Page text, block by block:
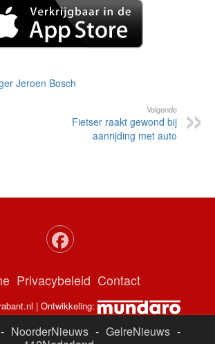
Jeroen Bosch
Volgende
Fietser raakt gewond bij
aanrijding met auto
Privacybeleid Contact
| Ontwikkeling:
- NoorderNieuws - GelreNieuws -